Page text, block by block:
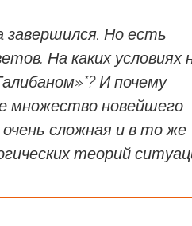
Но есть
На каких условиях
И почему
множество новейшего
сложная и в то же
теорий